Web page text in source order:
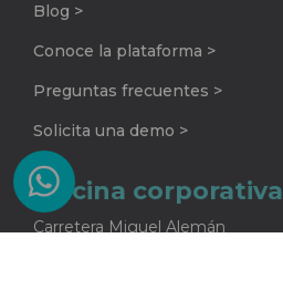
Blog >
Conoce la plataforma >
Preguntas frecuentes >
Solicita una demo >
Oficina corporativa
Carretera Miguel Alemán